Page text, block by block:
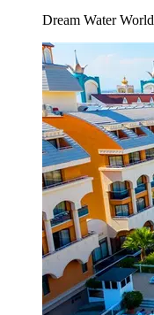
Dream Water World